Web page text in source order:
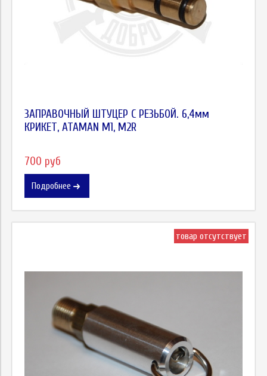
ЗАПРАВОЧНЫЙ ШТУЦЕР С РЕЗЬБОЙ. 6,4мм
КРИКЕТ, ATAMAN M1, M2R
700 руб
Подробнее
товар отсутствует